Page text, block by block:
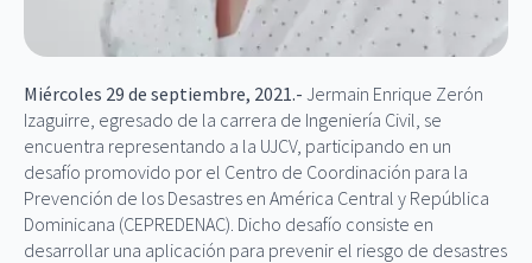
Miércoles 29 de septiembre, 2021.- Jermain Enrique Zerón
Izaguirre, egresado de la carrera de Ingeniería Civil, se
encuentra representando a la UJCV, participando en un
desafío promovido por el Centro de Coordinación para la
Prevención de los Desastres en América Central y República
Dominicana (CEPREDENAC). Dicho desafío consiste en
desarrollar una aplicación para prevenir el riesgo de desastres